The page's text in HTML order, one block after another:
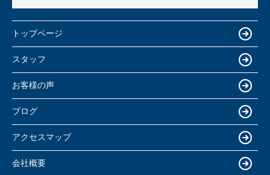
トップページ
スタッフ
お客様の声
ブログ
アクセスマップ
会社概要